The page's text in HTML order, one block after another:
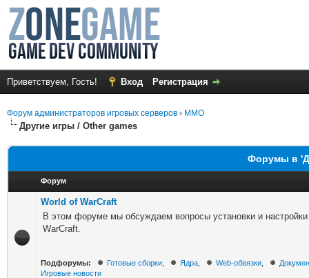
Приветствуем, Гость! Вход Регистрация
Форум администраторов игровых серверов › MMO
Другие игры / Other games
Форумы в
Форум
World of WarCraft
В этом форуме мы обсуждаем вопросы установки и
WarCraft.
Подфорумы: Готовые сборки Ядра Web-обвязки
Игровые новости